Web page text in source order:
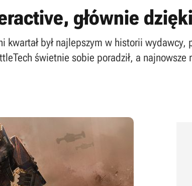
głównie
kwartał był najlepszym w historii
świetnie sobie poradził, a najnowsze